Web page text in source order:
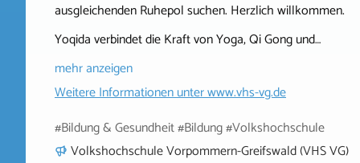
ausgleichenden Ruhepol suchen. Herzlich willkommen.
Yoqida verbindet die Kraft von Yoga, Qi Gong und…
mehr anzeigen
Weitere Informationen unterwww.vhs-vg.de
#Bildung & Gesundheit #Bildung #Volkshochschule
Volkshochschule Vorpommern-Greifswald (VHS VG)